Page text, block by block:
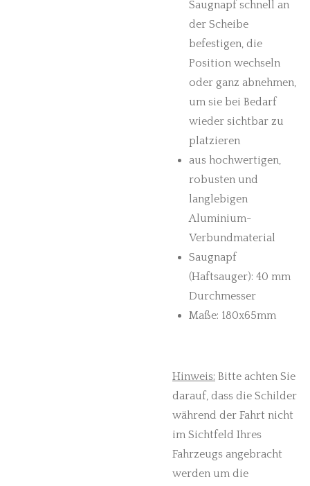
Saugnapf schnell an
der Scheibe
befestigen, die
Position wechseln
oder ganz abnehmen,
um sie bei Bedarf
wieder sichtbar zu
platzieren
aus hochwertigen,
robusten und
langlebigen
Aluminium-
Verbundmaterial
Saugnapf
(Haftsauger): 40 mm
Durchmesser
Maße: 180x65mm
Hinweis: Bitte achten Sie
darauf, dass die Schilder
während der Fahrt nicht
im Sichtfeld Ihres
Fahrzeugs angebracht
werden um die